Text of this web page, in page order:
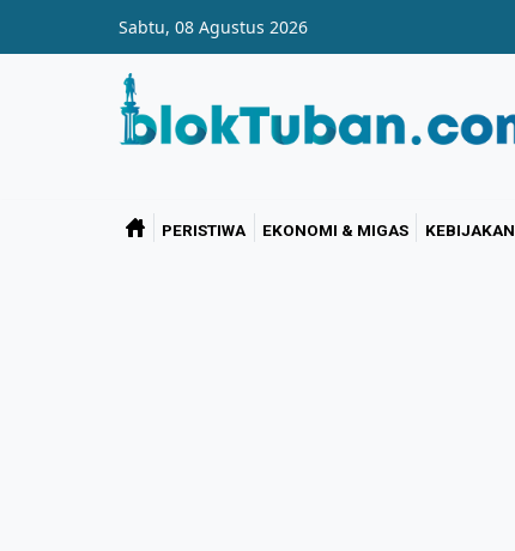
Sabtu, 08 Agustus 2026
PERISTIWA EKONOMI & MIGAS KEBIJAKAN